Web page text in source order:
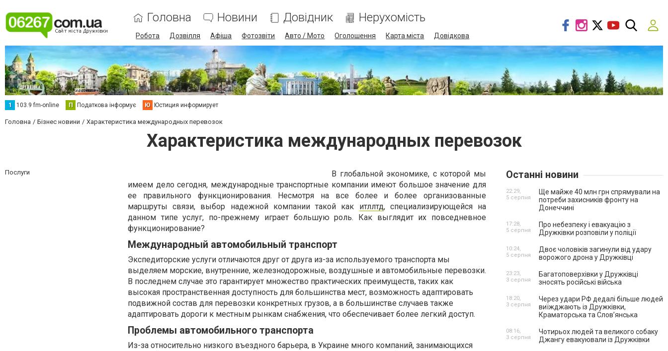
Головна Новини Довідник Нерухомість
Робота Дозвілля Афіша Фотозвіти Авто / Мото Оголошення Карта міста Довідкова
1 103.9 fm-online П Податкова інформує Ю Юстиция информирует
Головна Бізнес новини Характеристика международных перевозок
Характеристика международных перевозок
Послуги
В глобальной экономике, с которой мы
имеем дело сегодня, международные транспортные компании имеют большое значение для
ее правильного функционирования. Несмотря на все более и более организованные
маршруты связи, выбор надежной компании такой как итллтд, специализирующейся на
данном типе услуг, по-прежнему играет большую роль. Как выглядит их повседневное
функционирование?
Международный автомобильный транспорт
Экспедиторские услуги отличаются друг от друга из-за используемого транспорта мы
выделяем морские, внутренние, железнодорожные, воздушные и автомобильные перевозки.
В последнем случае это гарантирует множество практических преимуществ, таких как
высокая пространственная доступность для большинства мест, возможность адаптировать
подвижной состав для перевозки конкретных грузов, а в большинстве случаев также
адаптировать дороги к местным рынкам снабжения, что обеспечивает более легкий доступ.
Проблемы автомобильного транспорта
Из-за относительно низкого въездного барьера, в Украине много компаний, занимающихся
Останні новини
Ще майже 40 млн грн спрямували на
потреби захисників фронту на
Донеччині
22:29,
5 серпня
Про небезпеку і евакуацію з
Дружківки розповіли у поліції
17:28,
5 серпня
Двоє чоловіків загинули від удару
ворожого дрона у Дружківці
10:24,
5 серпня
Багатоповерхівки у Дружківці
зносять російські війська
23:23,
3 серпня
Через удари РФ дедалі більше людей
виїжджають із Дружківки,
Краматорська та Слов’янська
18:20,
3 серпня
Чотирьох людей та великого собаку
Джангу евакуювали із Дружківки
08:16,
3 серпня